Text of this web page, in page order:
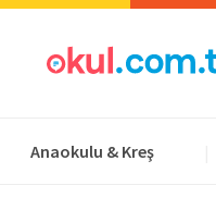
Anaokulu & Kreş